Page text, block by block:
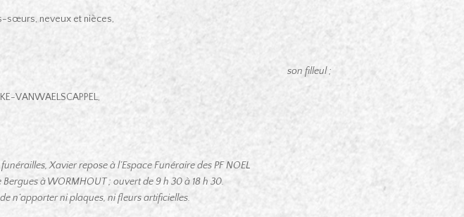
sœurs, neveux et nièces,
son filleul ;
VANWAELSCAPPEL,
Xavier repose à l’Espace Funéraire des PF NOEL
Bergues à WORMHOUT ; ouvert de 9 h 30 à 18 h 30.
n’apporter ni plaques, ni fleurs artificielles.